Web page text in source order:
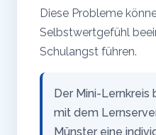
Diese Probleme
Selbstwertgefühl
Schulangst führen.
Der Mini-Lernkreis
mit dem
Münster eine